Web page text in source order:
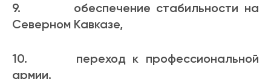
9. обеспечение стабильности на
Северном Кавказе,
10. переход к профессиональной
армии.